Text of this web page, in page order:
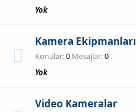
Yok
Kamera Ekipmanları
Konular 0 Mesajlar 0
Yok
Video Kameralar